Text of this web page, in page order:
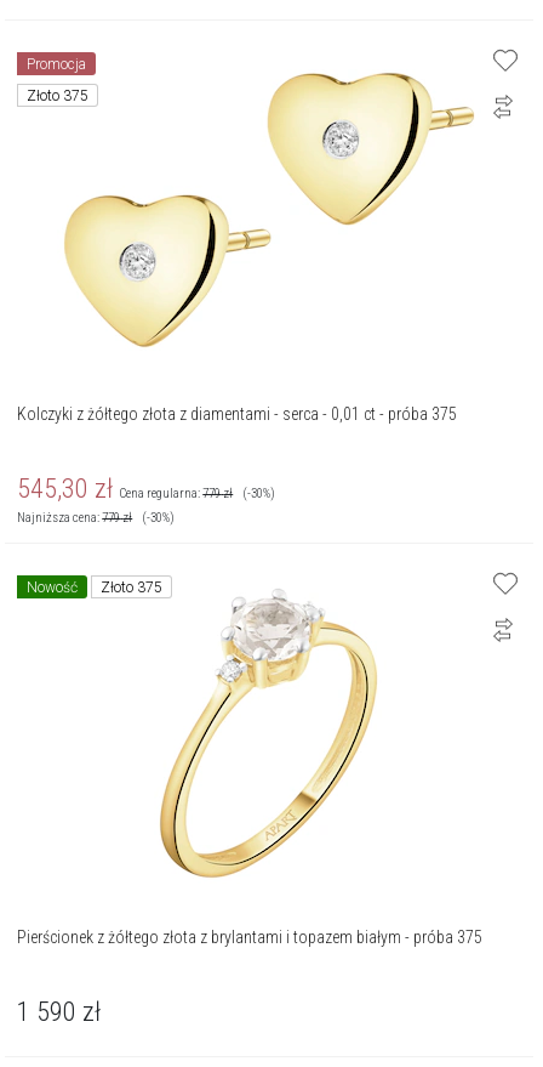
Promocja
Złoto 375
Kolczyki z żółtego złota z diamentami - serca - 0,01 ct - próba 375
545,30 zł Cena regularna:779zł
(-30%)
Najniższa cena:779zł (-30%)
Nowość Złoto 375
Pierścionek z żółtego złota z brylantami i topazem białym - próba 375
1 590 zł